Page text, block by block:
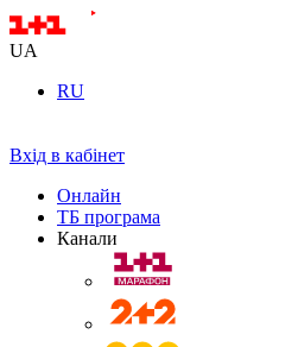
UA
RU
Вхід в кабінет
Онлайн
ТБ програма
Канали